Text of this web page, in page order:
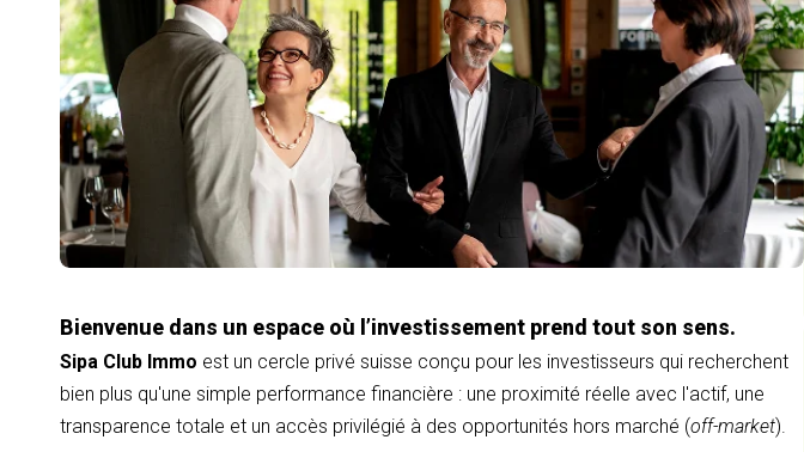
Bienvenue dans un espace où l’investissement prend tout son sens.
Sipa Club Immo est un cercle privé suisse conçu pour les investisseurs qui recherchent
bien plus qu'une simple performance financière : une proximité réelle avec l'actif, une
transparence totale et un accès privilégié à des opportunités hors marché (off-market).